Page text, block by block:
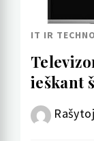
IT IR
ieškant